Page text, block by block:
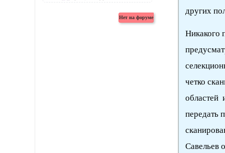
других
Никакого
четко
областей
передать
Савельев